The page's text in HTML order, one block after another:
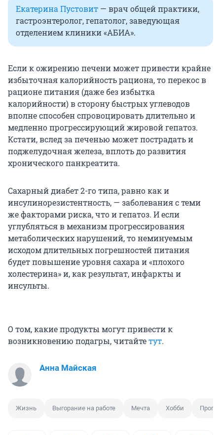
Екатерина Пустовит — врач общей практики,
гастроэнтеролог, гепатолог, заведующая
отделением клиники «АБИА».
Если к ожирению печени может привести крайне
избыточная калорийность рациона, то перекос в
рационе питания (даже без избытка
калорийности) в сторону быстрых углеводов
вполне способен спровоцировать длительно и
медленно прогрессирующий жировой гепатоз.
Кстати, вслед за печенью может пострадать и
поджелудочная железа, вплоть до развития
хронического панкреатита.
Сахарный диабет 2-го типа, равно как и
инсулинорезистентность, — заболевания с теми
же факторами риска, что и гепатоз. И если
углубляться в механизм прогрессирования
метаболических нарушений, то неминуемым
исходом длительных погрешностей питания
будет повышение уровня сахара и «плохого
холестерина» и, как результат, инфаркты и
инсульты.
О том, какие продукты могут привести к
возникновению подагры, читайтетут.
Анна Майская
Жизнь Выгорание на работе Мечта Хобби